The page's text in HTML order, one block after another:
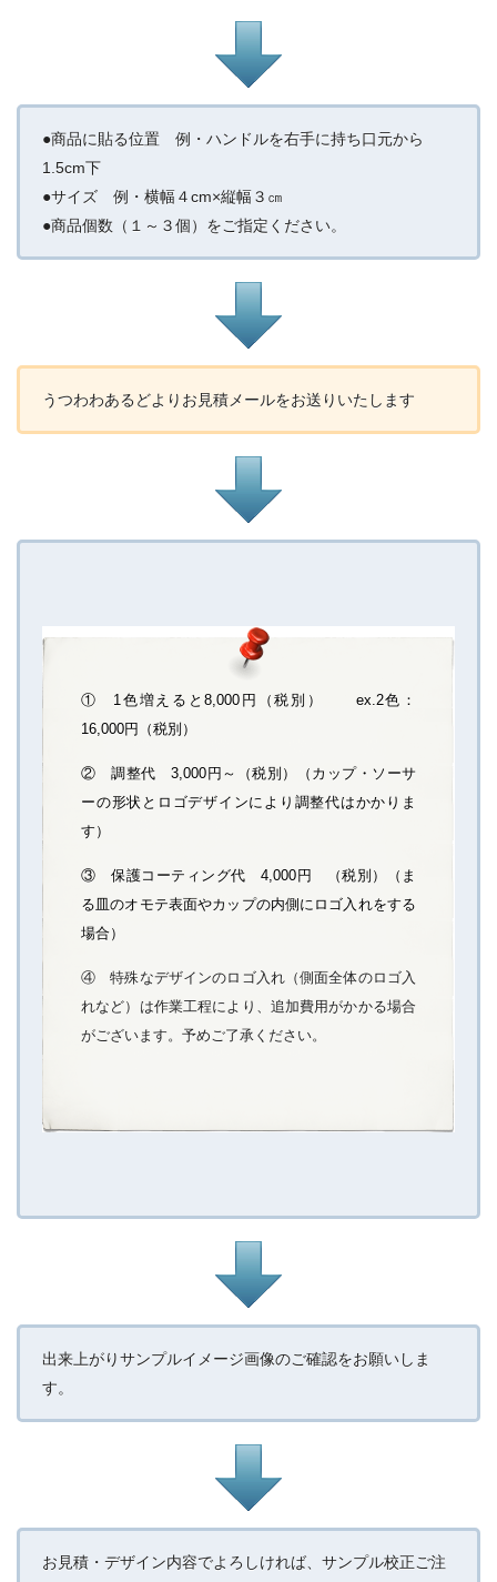
●商品に貼る位置 例・ハンドルを右手に持ち口元から
1.5cm下
●サイズ 例・横幅４cm×縦幅３㎝
●商品個数（１～３個）をご指定ください。
うつわわあるどよりお見積メールをお送りいたします
① 1色増えると8,000円（税別） ex.2色：
16,000円（税別）
② 調整代 3,000円～（税別）（カップ・ソーサ
ーの形状とロゴデザインにより調整代はかかりま
す）
③ 保護コーティング代 4,000円 （税別）（ま
る皿のオモテ表面やカップの内側にロゴ入れをする
場合）
④ 特殊なデザインのロゴ入れ（側面全体のロゴ入
れなど）は作業工程により、追加費用がかかる場合
がございます。予めご了承ください。
出来上がりサンプルイメージ画像のご確認をお願いしま
す。
お見積・デザイン内容でよろしければ、サンプル校正ご注